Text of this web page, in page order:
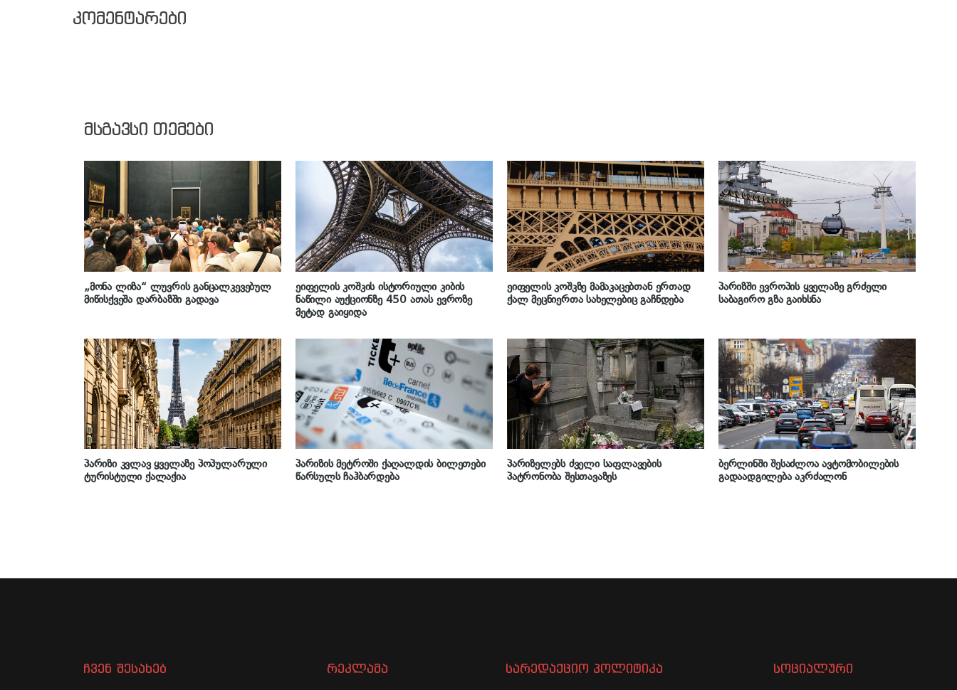
კომენტარები
მსგავსი თემები
„მონა ლიზა“ ლუვრის განცალკევებულ
მიწისქვეშა დარბაზში გადავა
ეიფელის კოშკის ისტორიული კიბის
ნაწილი აუქციონზე 450 ათას ევროზე
მეტად გაიყიდა
ეიფელის კოშკზე მამაკაცებთან ერთად
ქალ მეცნიერთა სახელებიც გაჩნდება
პარიზში ევროპის ყველაზე გრძელი
საბაგირო გზა გაიხსნა
პარიზი კვლავ ყველაზე პოპულარული
ტურისტული ქალაქია
პარიზის მეტროში ქაღალდის ბილეთები
წარსულს ჩაჰბარდება
პარიზელებს ძველი საფლავების
პატრონობა შესთავაზეს
ბერლინში შესაძლოა ავტომობილების
გადაადგილება აკრძალონ
ჩვენ შესახებ რეკლამა სარედაქციო პოლიტიკა სოციალური